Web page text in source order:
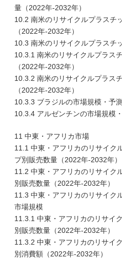
量（2022年-2032年）
10.2 南米のリサイクルプラスチ
（2022年-2032年）
10.3 南米のリサイクルプラスチ
10.3.1 南米のリサイクルプラス
（2022年-2032年）
10.3.2 南米のリサイクルプラス
（2022年-2032年）
10.3.3 ブラジルの市場規模・予
10.3.4 アルゼンチンの市場規模
11 中東・アフリカ市場
11.1 中東・アフリカのリサイク
プ別販売数量（2022年-2032年）
11.2 中東・アフリカのリサイク
別販売数量（2022年-2032年）
11.3 中東・アフリカのリサイク
市場規模
11.3.1 中東・アフリカのリサイ
別販売数量（2022年-2032年）
11.3.2 中東・アフリカのリサイ
別消費額（2022年-2032年）